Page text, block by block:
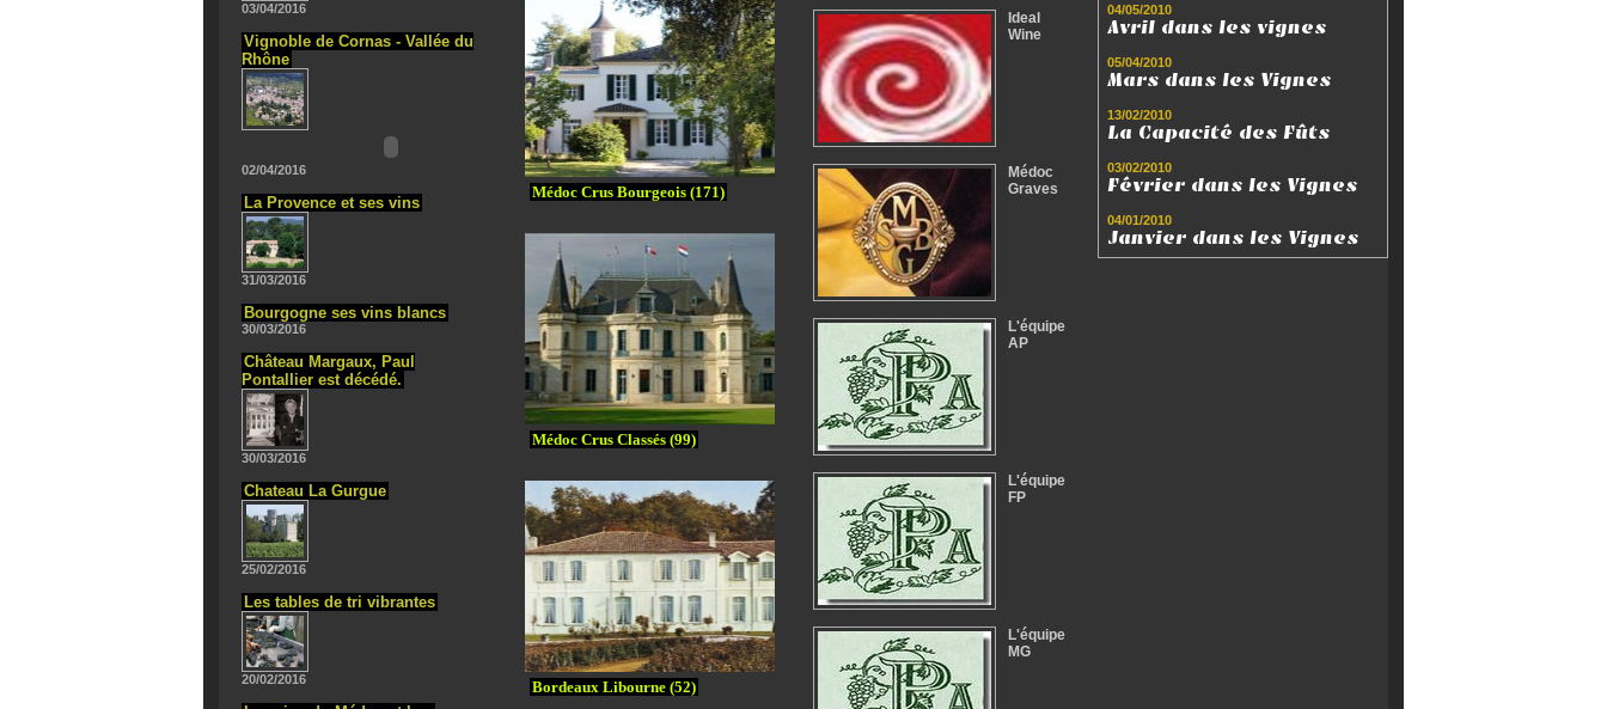
03/04/2016
Vignoble de Cornas - Vallée du
Rhône
02/04/2016
La Provence et ses vins
31/03/2016
Bourgogne ses vins blancs
30/03/2016
Château Margaux, Paul
Pontallier est décédé.
30/03/2016
Chateau La Gurgue
25/02/2016
Les tables de tri vibrantes
20/02/2016
Médoc Crus Bourgeois (171)
Médoc Crus Classés (99)
Bordeaux Libourne (52)
Ideal
Wine
Médoc
Graves
L'équipe
AP
L'équipe
FP
L'équipe
MG
04/05/2010
Avril dans les vignes
05/04/2010
Mars dans les Vignes
13/02/2010
La Capacité des Fûts
03/02/2010
Février dans les Vignes
04/01/2010
Janvier dans les Vignes